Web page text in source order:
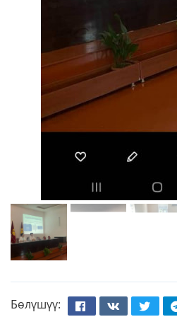
Бөлүшүү:
FacebookВконтакте